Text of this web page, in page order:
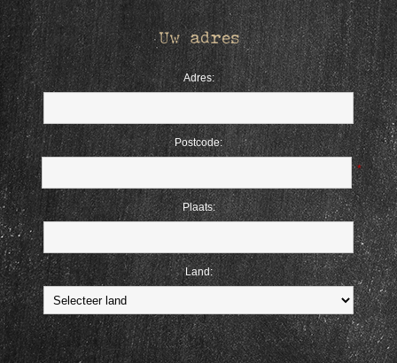
Uw adres
Adres:
Postcode:
*
Plaats:
Land: